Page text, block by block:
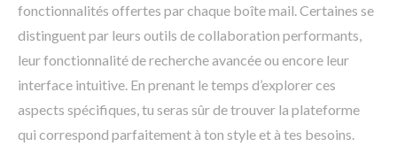
fonctionnalités offertes par chaque boîte mail. Certaines se
distinguent par leurs outils de collaboration performants,
leur fonctionnalité de recherche avancée ou encore leur
interface intuitive. En prenant le temps d’explorer ces
aspects spécifiques, tu seras sûr de trouver la plateforme
qui correspond parfaitement à ton style et à tes besoins.